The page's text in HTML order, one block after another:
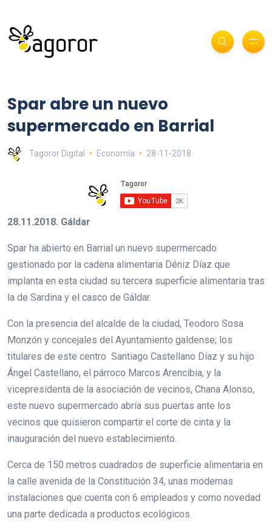
Spar abre un nuevo
supermercado en Barrial
Tagoror Digital Economía 28-11-2018
28.11.2018. Gáldar
Spar ha abierto en Barrial un nuevo supermercado
gestionado por la cadena alimentaria Déniz Díaz que
implanta en esta ciudad su tercera superficie alimentaria tras
la de Sardina y el casco de Gáldar.
Con la presencia del alcalde de la ciudad, Teodoro Sosa
Monzón y concejales del Ayuntamiento galdense; los
titulares de este centro Santiago Castellano Díaz y su hijo
Ángel Castellano, el párroco Marcos Arencibia, y la
vicepresidenta de la asociación de vecinos, Chana Alonso,
este nuevo supermercado abría sus puertas ante los
vecinos que quisieron compartir el corte de cinta y la
inauguración del nuevo establecimiento.
Cerca de 150 metros cuadrados de superficie alimentaria en
la calle avenida de la Constitución 34, unas modernas
instalaciones que cuenta con 6 empleados y como novedad
una parte dedicada a productos ecológicos.